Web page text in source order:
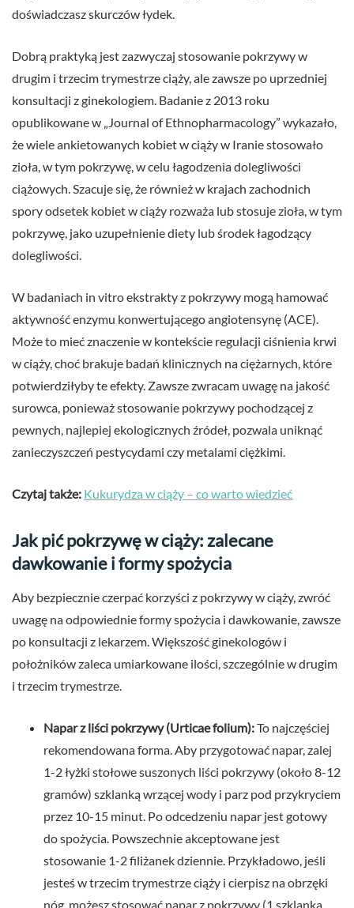
doświadczasz skurczów łydek.
Dobrą praktyką jest zazwyczaj stosowanie pokrzywy w
drugim i trzecim trymestrze ciąży, ale zawsze po uprzedniej
konsultacji z ginekologiem. Badanie z 2013 roku
opublikowane w „Journal of Ethnopharmacology” wykazało,
że wiele ankietowanych kobiet w ciąży w Iranie stosowało
zioła, w tym pokrzywę, w celu łagodzenia dolegliwości
ciążowych. Szacuje się, że również w krajach zachodnich
spory odsetek kobiet w ciąży rozważa lub stosuje zioła, w tym
pokrzywę, jako uzupełnienie diety lub środek łagodzący
dolegliwości.
W badaniach in vitro ekstrakty z pokrzywy mogą hamować
aktywność enzymu konwertującego angiotensynę (ACE).
Może to mieć znaczenie w kontekście regulacji ciśnienia krwi
w ciąży, choć brakuje badań klinicznych na ciężarnych, które
potwierdziłyby te efekty. Zawsze zwracam uwagę na jakość
surowca, ponieważ stosowanie pokrzywy pochodzącej z
pewnych, najlepiej ekologicznych źródeł, pozwala uniknąć
zanieczyszczeń pestycydami czy metalami ciężkimi.
Czytaj także: Kukurydza w ciąży – co warto wiedzieć
Jak pić pokrzywę w ciąży: zalecane
dawkowanie i formy spożycia
Aby bezpiecznie czerpać korzyści z pokrzywy w ciąży, zwróć
uwagę na odpowiednie formy spożycia i dawkowanie, zawsze
po konsultacji z lekarzem. Większość ginekologów i
położników zaleca umiarkowane ilości, szczególnie w drugim
i trzecim trymestrze.
Napar z liści pokrzywy (Urticae folium):To najczęściej
rekomendowana forma. Aby przygotować napar, zalej
1-2 łyżki stołowe suszonych liści pokrzywy (około 8-12
gramów) szklanką wrzącej wody i parz pod przykryciem
przez 10-15 minut. Po odcedzeniu napar jest gotowy
do spożycia. Powszechnie akceptowane jest
stosowanie 1-2 filiżanek dziennie. Przykładowo, jeśli
jesteś w trzecim trymestrze ciąży i cierpisz na obrzęki
nóg, możesz stosować napar z pokrzywy (1 szklanka